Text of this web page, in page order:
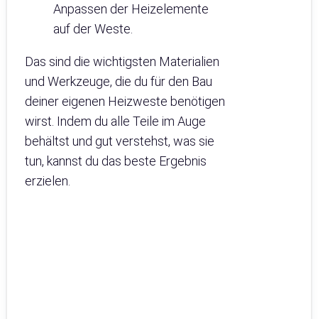
Anpassen der Heizelemente
auf der Weste.
Das sind die wichtigsten Materialien
und Werkzeuge, die du für den Bau
deiner eigenen Heizweste benötigen
wirst. Indem du alle Teile im Auge
behältst und gut verstehst, was sie
tun, kannst du das beste Ergebnis
erzielen.